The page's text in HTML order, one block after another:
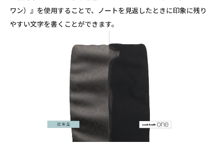
ワン）』を使用することで、ノートを見返したときに印象に残り
やすい文字を書くことができます。